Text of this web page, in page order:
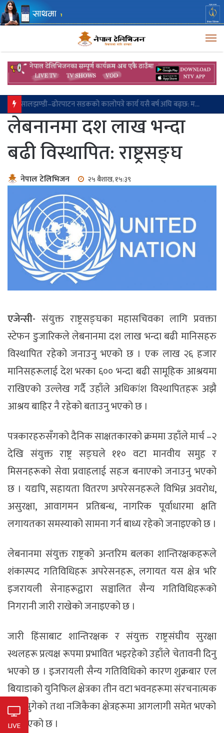
लेबनानमा दश लाख भन्दा
बढी विस्थापित: राष्ट्रसङ्घ
नेपाल टेलिभिजन २५ बैशाख, १५:३९
एजेन्सी- संयुक्त राष्ट्रसङ्घका महासचिवका लागि प्रवक्ता
स्टेफनडुजारिकलेलेबनानमादशलाखभन्दाबढीमानिसहरु
विस्थापित रहेकोजनाउनु भएको छ । एक लाख २६ हजार
मानिसहरूलाई देश भरका ६०० भन्दा बढी सामूहिक आश्रयमा
राखिएको उल्लेख गर्दै उहाँले अधिकांश विस्थापितहरू अझै
आश्रय बाहिर नै रहेको बताउनु भएको छ ।
पत्रकारहरुसँगकोदैनिकसाक्षतकारकोक्रममाउहाँलेमार्च–२
देखि संयुक्त राष्ट्र सङ्घले ११० वटा मानवीय समुहर
मिसनहरूको सेवा प्रवाहलाई सहज बनाएको जनाउनु भएको
छ । यद्यपि, सहायता वितरण अपरेसनहरूले विभिन्न अवरोध,
असुरक्षा, आवागमन प्रतिबन्ध, नागरिक पूर्वाधारमा क्षति
लगायतका समस्याको सामना गर्न बाध्य रहेको जनाइएको छ ।
लेबनानमा संयुक्त राष्ट्रको अन्तरिम बलका शान्तिरक्षकहरूले
शंकास्पद गतिविधिहरू अपरेसनहरू, लगायत यस क्षेत्र भरि
इजरायली सेनाहरूद्वारा सञ्चालित सैन्य गतिविधिहरूको
निगरानी जारी राखेको जनाइएको छ ।
जारी हिंसाबाट शान्तिरक्षक र संयुक्त राष्ट्रसंघीयसुरक्षा
स्थलहरू प्रत्यक्ष रूपमा प्रभावित भइरहेकोउहाँलेचेतावनी दिनु
भएको छ । इजरायली सैन्य गतिविधिको कारण शुक्रबार एल
बियाडाकोयुनिफिलक्षेत्रका तीन वटा भवनहरूमासंरचनात्मक
क्षति पुगेको तथानजिकैकाक्षेत्रहरूमा आगलागी समेत भएको
जनाइएको छ ।
LIVE